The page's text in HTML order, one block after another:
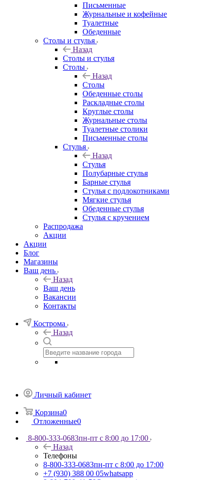
Письменные
Журнальные и кофейные
Туалетные
Обеденные
Столы и стулья
Назад
Столы и стулья
Столы
Назад
Столы
Обеденные столы
Раскладные столы
Круглые столы
Журнальные столы
Туалетные столики
Письменные столы
Стулья
Назад
Стулья
Полубарные стулья
Барные стулья
Стулья с подлокотниками
Мягкие стулья
Обеденные стулья
Стулья с кручением
Распродажа
Акции
Акции
Блог
Магазины
Ваш день
Назад
Ваш день
Вакансии
Контакты
Кострома
Назад
Личный кабинет
Корзина0
Отложенные0
8-800-333-0683пн-пт с 8:00 до 17:00
Назад
Телефоны
8-800-333-0683пн-пт с 8:00 до 17:00
+7 (930) 388 00 05whatsapp